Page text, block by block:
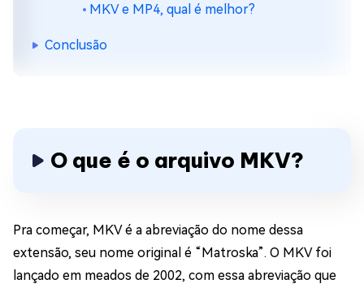
MKV e MP4, qual é melhor?
Conclusão
O que é o arquivo MKV?
Pra começar, MKV é a abreviação do nome dessa
extensão, seu nome original é “Matroska”. O MKV foi
lançado em meados de 2002, com essa abreviação que